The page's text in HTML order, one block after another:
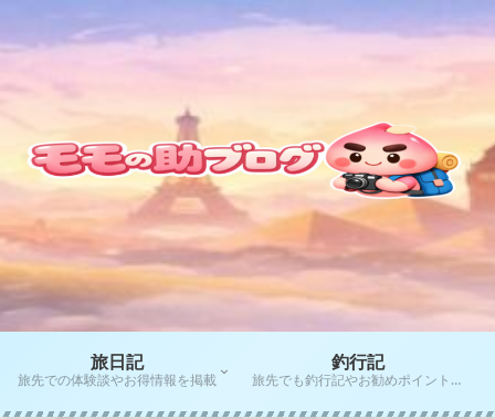
旅日記
旅先での体験談やお得情報を掲載
釣行記
旅先でも釣行記やお勧めポイントをご紹介！！